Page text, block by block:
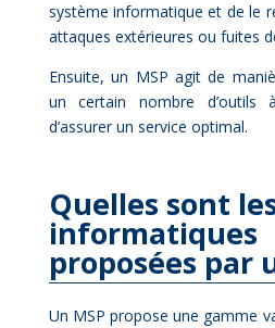
sys­tème in­for­ma­tique et de le
at­taques ex­té­rieures ou fuites
En­suite, un MSP agit de
un cer­tain nombre d’outils
d’assurer un ser­vice op­ti­mal.
Quelles sont
informatiques
proposées par
Un MSP pro­pose une gamme